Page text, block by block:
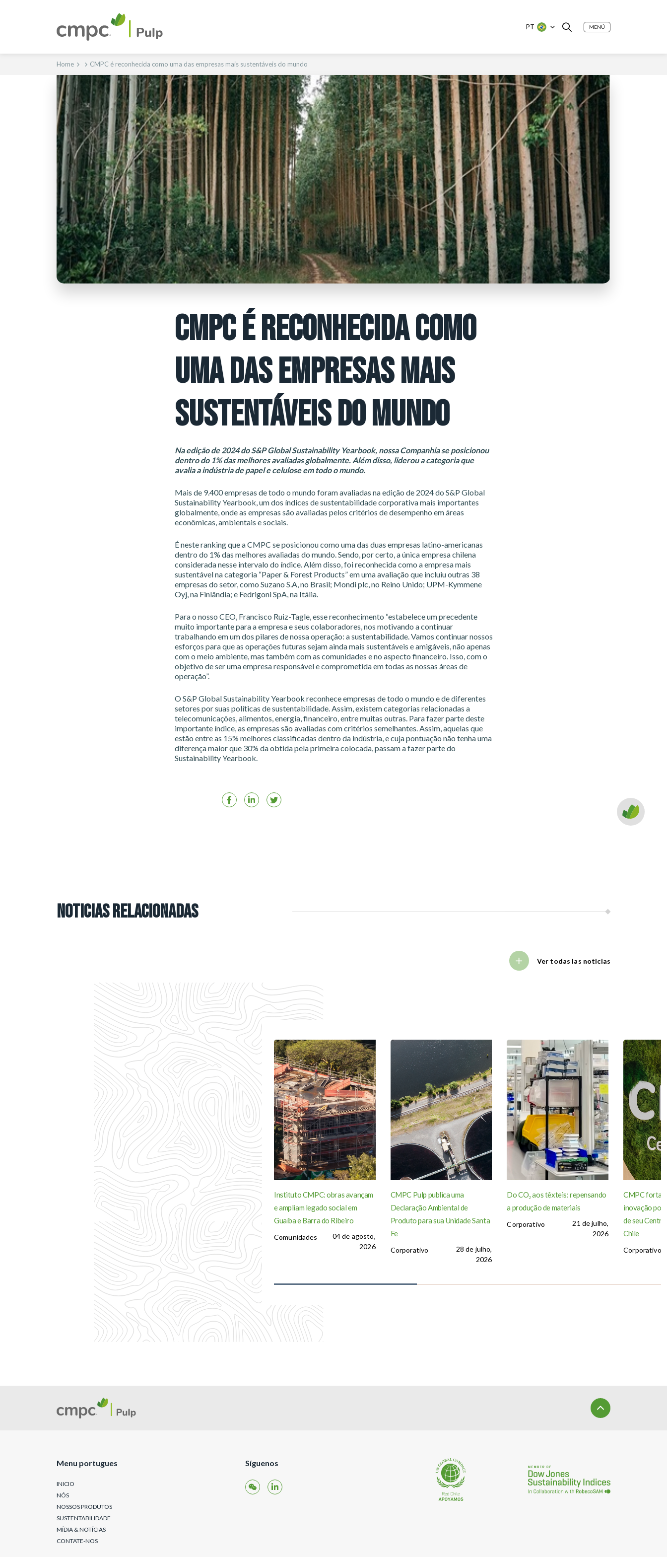
PT MENÚ
Home CMPC é reconhecida como uma das empresas mais sustentáveis do mundo
CMPC É RECONHECIDA COMO
UMA DAS EMPRESAS MAIS
SUSTENTÁVEIS DO MUNDO
Na edição de 2024 do S&P Global Sustainability Yearbook, nossa Companhia se posicionou
dentro do 1% das melhores avaliadas globalmente. Além disso, liderou a categoria que
avalia a indústria de papel e celulose em todo o mundo.
Mais de 9.400 empresas de todo o mundo foram avaliadas na edição de 2024 do S&P Global
Sustainability Yearbook, um dos índices de sustentabilidade corporativa mais importantes
globalmente, onde as empresas são avaliadas pelos critérios de desempenho em áreas
econômicas, ambientais e sociais.
É neste ranking que a CMPC se posicionou como uma das duas empresas latino-americanas
dentro do 1% das melhores avaliadas do mundo. Sendo, por certo, a única empresa chilena
considerada nesse intervalo do índice. Além disso, foi reconhecida como a empresa mais
sustentável na categoria “Paper & Forest Products” em uma avaliação que incluiu outras 38
empresas do setor, como Suzano S.A, no Brasil; Mondi plc, no Reino Unido; UPM-Kymmene
Oyj, na Finlândia; e Fedrigoni SpA, na Itália.
Para o nosso CEO, Francisco Ruiz-Tagle, esse reconhecimento “estabelece um precedente
muito importante para a empresa e seus colaboradores, nos motivando a continuar
trabalhando em um dos pilares de nossa operação: a sustentabilidade. Vamos continuar nossos
esforços para que as operações futuras sejam ainda mais sustentáveis e amigáveis, não apenas
com o meio ambiente, mas também com as comunidades e no aspecto financeiro. Isso, com o
objetivo de ser uma empresa responsável e comprometida em todas as nossas áreas de
operação”.
O S&P Global Sustainability Yearbook reconhece empresas de todo o mundo e de diferentes
setores por suas políticas de sustentabilidade. Assim, existem categorias relacionadas a
telecomunicações, alimentos, energia, financeiro, entre muitas outras. Para fazer parte deste
importante índice, as empresas são avaliadas com critérios semelhantes. Assim, aquelas que
estão entre as 15% melhores classificadas dentro da indústria, e cuja pontuação não tenha uma
diferença maior que 30% da obtida pela primeira colocada, passam a fazer parte do
Sustainability Yearbook.
NOTICIAS RELACIONADAS
Ver todas las noticias
Instituto CMPC: obras avançam
e ampliam legado social em
Guaíba e Barra do Ribeiro
Comunidades
04 de agosto,
2026
CMPC Pulp publica uma
Declaração Ambiental de
Produto para sua Unidade Santa
Fe
Corporativo
28 de julho,
2026
Do CO₂ aos têxteis: repensando
a produção de materiais
Corporativo
21 de julho,
2026
CMPC
inovação por
de seu
Chile
Corporativo
Menu portugues
INICIO
NÓS
NOSSOS PRODUTOS
SUSTENTABILIDADE
MÍDIA & NOTÍCIAS
CONTATE-NOS
Síguenos